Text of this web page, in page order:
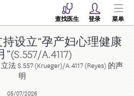
查找医生 登录 菜单
设立“孕产妇心理健康
A.4117)
法 S.557 (Krueger)/A.4117 (Reyes) 的声
明
05/07/2026